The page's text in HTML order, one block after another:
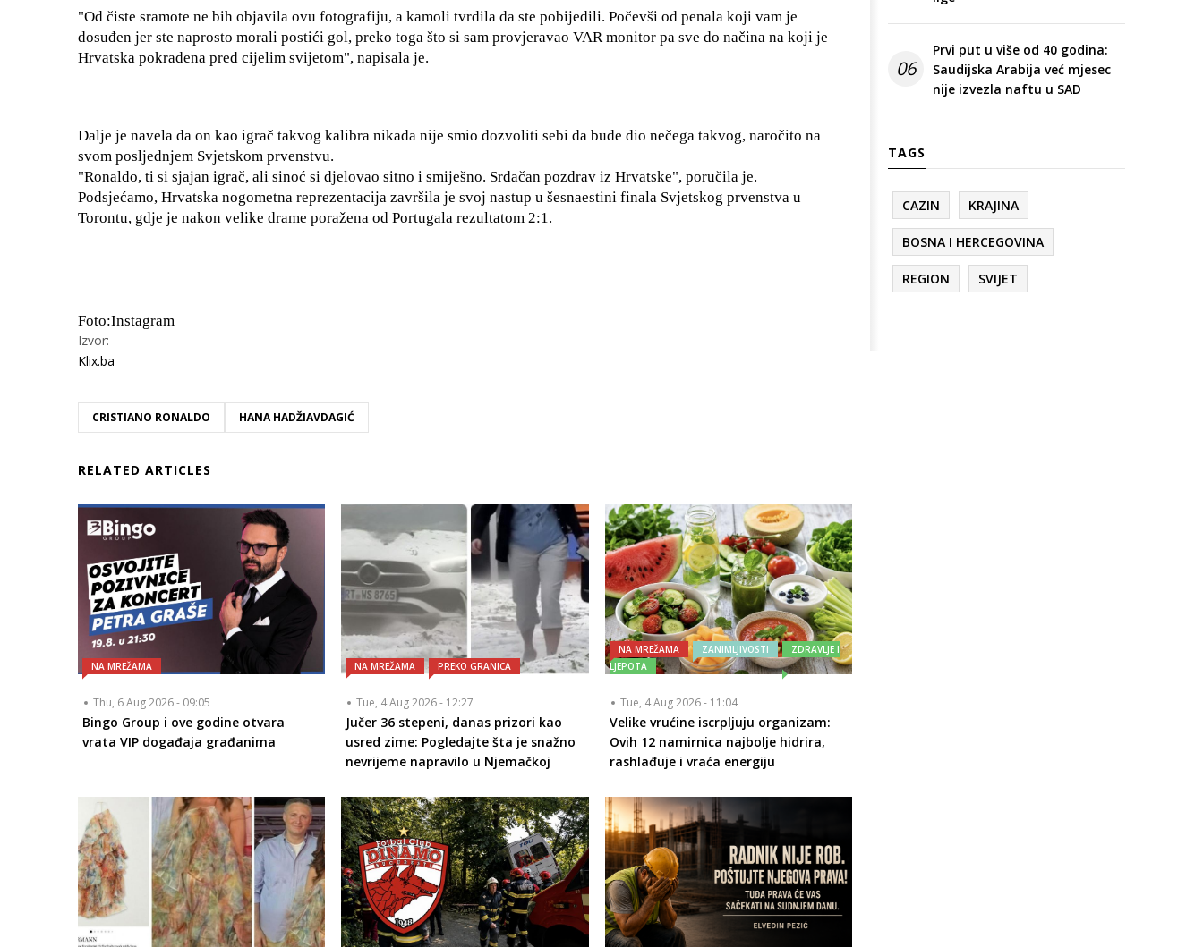
"Od čiste sramote ne bih objavila ovu fotografiju, a kamoli tvrdila da ste pobijedili. Počevši od penala koji vam je
dosuđen jer ste naprosto morali postići gol, preko toga što si sam provjeravao VAR monitor pa sve do načina na koji je
Hrvatska pokradena pred cijelim svijetom", napisala je.
Dalje je navela da on kao igrač takvog kalibra nikada nije smio dozvoliti sebi da bude dio nečega takvog, naročito na
svom posljednjem Svjetskom prvenstvu.
"Ronaldo, ti si sjajan igrač, ali sinoć si djelovao sitno i smiješno. Srdačan pozdrav iz Hrvatske", poručila je.
Podsjećamo, Hrvatska nogometna reprezentacija završila je svoj nastup u šesnaestini finala Svjetskog prvenstva u
Torontu, gdje je nakon velike drame poražena od Portugala rezultatom 2:1.
Foto:Instagram
Izvor:
Klix.ba
CRISTIANO RONALDO HANA HADŽIAVDAGIĆ
RELATED ARTICLES
NA MREŽAMA
Thu, 6 Aug 2026 - 09:05
Bingo Group i ove godine otvara
vrata VIP događaja građanima
NA MREŽAMA PREKO GRANICA
Tue, 4 Aug 2026 - 12:27
Jučer 36 stepeni, danas prizori kao
usred zime: Pogledajte šta je snažno
nevrijeme napravilo u Njemačkoj
NA MREŽAMA ZANIMLJIVOSTI
ZDRAVLJE I
LJEPOTA
Tue, 4 Aug 2026 - 11:04
Velike vrućine iscrpljuju organizam:
Ovih 12 namirnica najbolje hidrira,
rashlađuje i vraća energiju
06
Prvi put u više od 40 godina:
Saudijska Arabija već mjesec
nije izvezla naftu u SAD
TAGS
CAZIN KRAJINA
BOSNA I HERCEGOVINA
REGION SVIJET